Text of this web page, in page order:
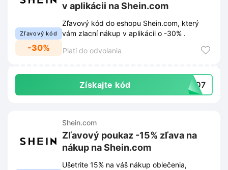
Zľavový kód
-30%
v aplikácii na Shein.com
Zľavový kód do eshopu Shein.com, který
vám zlacní nákup v aplikácii o -30% .
Platí do odvolania
Získajte kód 0407
Shein.com
Zľavový poukaz -15% zľava na
nákup na Shein.com
Ušetrite 15% na váš nákup oblečenia,